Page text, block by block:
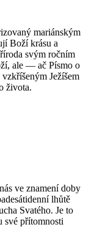
mariánským
Boží krásu a
svým ročním
ale — ač Písmo o
Ježíšem
života.
ve znamení doby
lhůtě
Svatého. Je to
své přítomnosti